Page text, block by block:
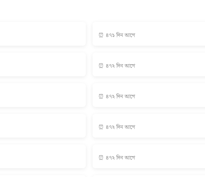
⏰ ৪৭১ দিন আগে
⏰ ৪৭২ দিন আগে
⏰ ৪৭২ দিন আগে
⏰ ৪৭২ দিন আগে
⏰ ৪৭২ দিন আগে